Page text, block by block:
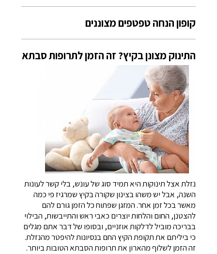
קופון הנחה טפטפים מצוננים
התינוק מצונן בקיץ? זה הזמן לתרופות סבתא
נזלת אצל תינוקות היא תמיד סוג של עונש, בלי קשר לעונות
השנה, אבל יש משהו בצינון שקורה בקיץ שמרגיז פי כמה
מאשר בכל זמן אחר. המזגן שפתוח כל הזמן גורם להם
להצטנן, החום והלחות יוצרים כאבי ראש והתייבשות, הבילוי
בבריכה מוביל לדלקות אוזניים, ובסופו של דבר אתם מגלים
כי ביליתם את תקופת הקיץ החם בנסיונות להיפטר מהנזלת.
זה הזמן לשלוף מהארון את תרופות הסבתא הטובות ביותר.